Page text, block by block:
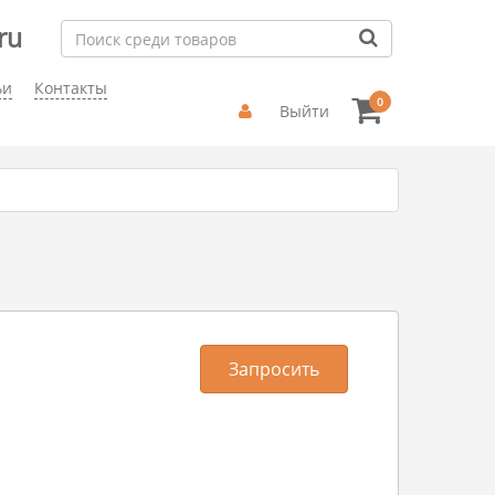
Контакты
Выйти 0
Запросить